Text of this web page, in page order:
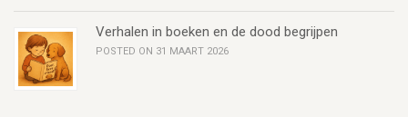
Verhalen in boeken en de dood begrijpen
POSTED ON 31 MAART 2026